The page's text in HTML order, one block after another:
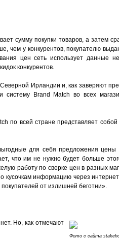
сумму покупки товаров, а затем
чем у конкурентов, покупателю
цен сеть использует данные
конкурентов.
Ирландии и, как заверяют
Brand Match во всех
по всей стране представляет
для себя предложения
что им не нужно будет больше
работу по сверке цен в разных
кусочкам информацию через
от излишней беготни».
Фото с сайта
Но, как отмечают